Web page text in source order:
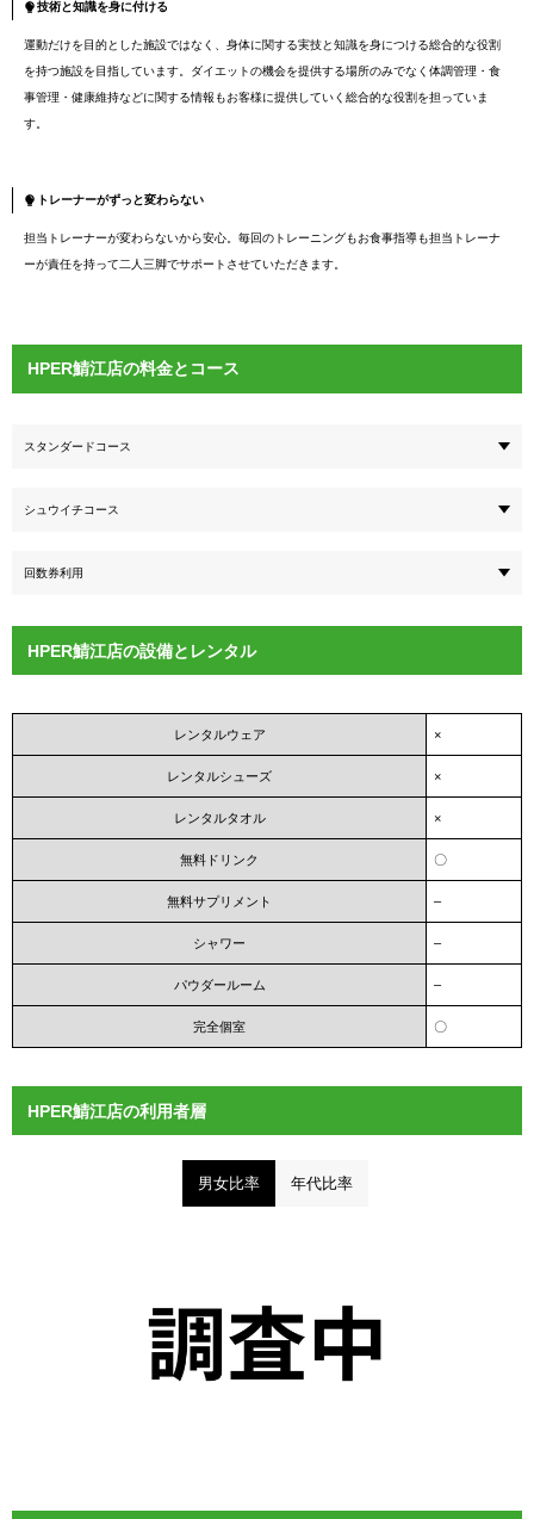
技術と知識を身に付ける
運動だけを目的とした施設ではなく、身体に関する実技と知識を身につける総合的な役割
を持つ施設を目指しています。ダイエットの機会を提供する場所のみでなく体調管理・食
事管理・健康維持などに関する情報もお客様に提供していく総合的な役割を担っていま
す。
トレーナーがずっと変わらない
担当トレーナーが変わらないから安心。毎回のトレーニングもお食事指導も担当トレーナ
ーが責任を持って二人三脚でサポートさせていただきます。
HPER鯖江店の料金とコース
スタンダードコース
シュウイチコース
回数券利用
HPER鯖江店の設備とレンタル
レンタルウェア ×
レンタルシューズ ×
レンタルタオル ×
無料ドリンク 〇
無料サプリメント –
シャワー –
パウダールーム –
完全個室 〇
HPER鯖江店の利用者層
男女比率 年代比率